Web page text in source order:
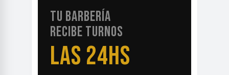
TU BARBERÍA
RECIBE TURNOS
LAS 24HS